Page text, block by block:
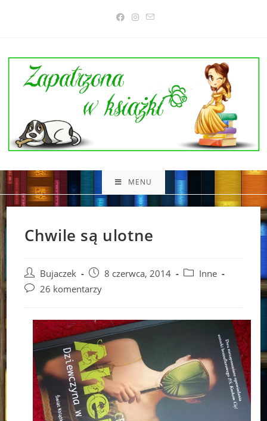
MENU
Chwile są ulotne
Post
author:
Bujaczek
Post
published:
8 czerwca, 2014
PostInne
Post26 komentarzy